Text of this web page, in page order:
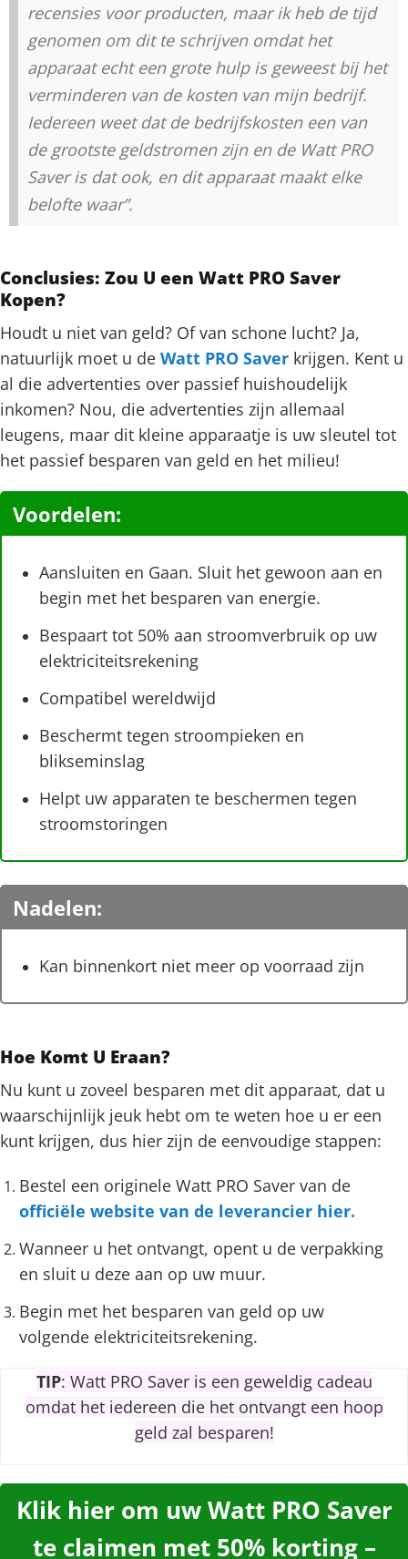
recensies voor producten, maar ik heb de tijd
genomen om dit te schrijven omdat het
apparaat echt een grote hulp is geweest bij het
verminderen van de kosten van mijn bedrijf.
Iedereen weet dat de bedrijfskosten een van
de grootste geldstromen zijn en de Watt PRO
Saver is dat ook, en dit apparaat maakt elke
belofte waar”.
Conclusies: Zou U een Watt PRO Saver
Kopen?
Houdt u niet van geld? Of van schone lucht? Ja,
natuurlijk moet u de Watt PRO Saver krijgen. Kent u
al die advertenties over passief huishoudelijk
inkomen? Nou, die advertenties zijn allemaal
leugens, maar dit kleine apparaatje is uw sleutel tot
het passief besparen van geld en het milieu!
Voordelen:
Aansluiten en Gaan. Sluit het gewoon aan en
begin met het besparen van energie.
Bespaart tot 50% aan stroomverbruik op uw
elektriciteitsrekening
Compatibel wereldwijd
Beschermt tegen stroompieken en
blikseminslag
Helpt uw apparaten te beschermen tegen
stroomstoringen
Nadelen:
Kan binnenkort niet meer op voorraad zijn
Hoe Komt U Eraan?
Nu kunt u zoveel besparen met dit apparaat, dat u
waarschijnlijk jeuk hebt om te weten hoe u er een
kunt krijgen, dus hier zijn de eenvoudige stappen:
Bestel een originele Watt PRO Saver van de
officiële website van de leverancier hier.
Wanneer u het ontvangt, opent u de verpakking
en sluit u deze aan op uw muur.
Begin met het besparen van geld op uw
volgende elektriciteitsrekening.
TIP: Watt PRO Saver is een geweldig cadeau
omdat het iedereen die het ontvangt een hoop
geld zal besparen!
Klik hier om uw Watt PRO Saver
te claimen met 50% korting –